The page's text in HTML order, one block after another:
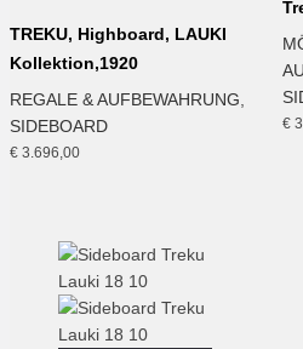
TREKU, Highboard, LAUKI
Kollektion,1920
REGALE & AUFBEWAHRUNG
SIDEBOARD
€ 3.696,00
€